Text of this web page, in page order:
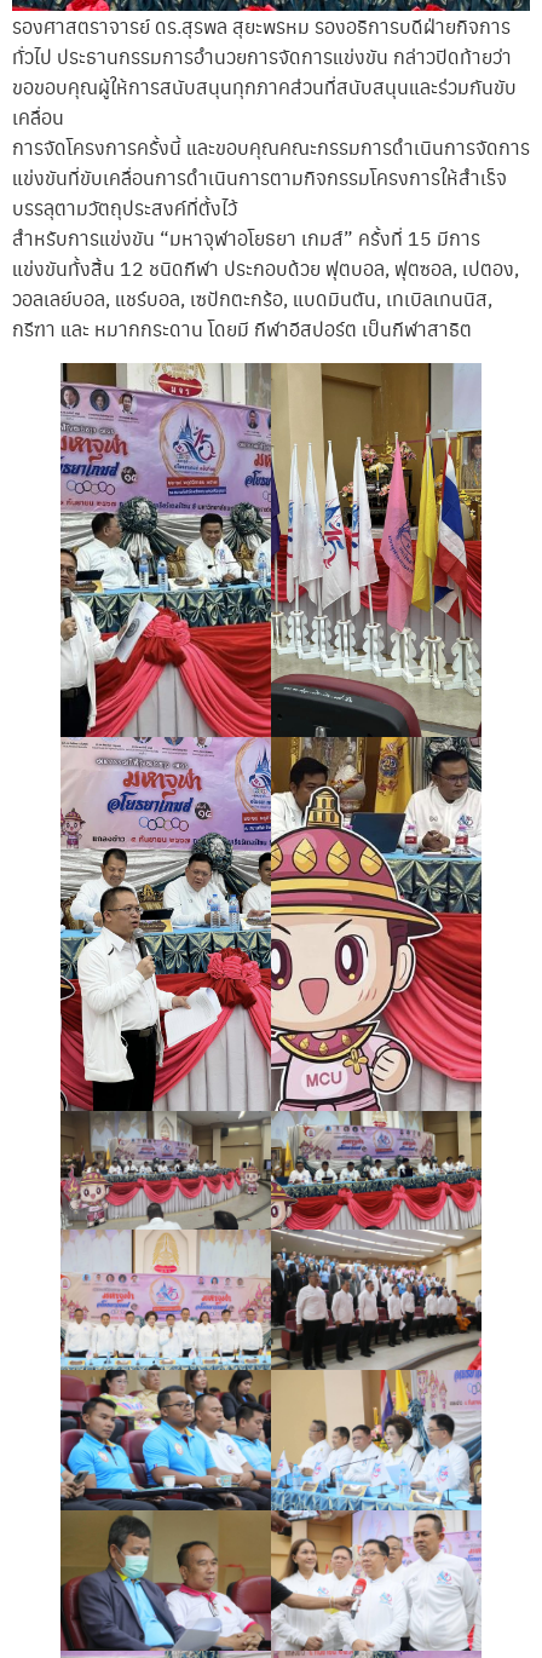
รองศาสตราจารย์ ดร.สุรพล สุยะพรหม รองอธิการบดีฝ่ายกิจการ
ทั่วไป ประธานกรรมการอำนวยการจัดการแข่งขัน กล่าวปิดท้ายว่า
ขอขอบคุณผู้ให้การสนับสนุนทุกภาคส่วนที่สนับสนุนและร่วมกันขับ
เคลื่อน
การจัดโครงการครั้งนี้ และขอบคุณคณะกรรมการดำเนินการจัดการ
แข่งขันที่ขับเคลื่อนการดำเนินการตามกิจกรรมโครงการให้สำเร็จ
บรรลุตามวัตถุประสงค์ที่ตั้งไว้
สำหรับการแข่งขัน “มหาจุฬาอโยธยา เกมส์” ครั้งที่ 15 มีการ
แข่งขันทั้งสิ้น 12 ชนิดกีฬา ประกอบด้วย ฟุตบอล, ฟุตซอล, เปตอง,
วอลเลย์บอล, แชร์บอล, เซปักตะกร้อ, แบดมินตัน, เทเบิลเทนนิส,
กรีฑา และ หมากกระดาน โดยมี กีฬาอีสปอร์ต เป็นกีฬาสาธิต